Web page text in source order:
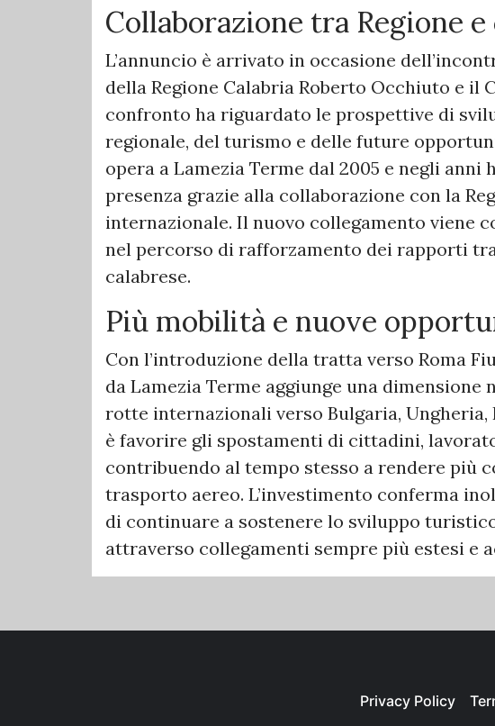
Collaborazione tra Regione
L’annuncio è arrivato in occasione
della Regione Calabria Roberto Occhiuto e il
confronto ha riguardato le prospettive di
regionale, del turismo e delle future
opera a Lamezia Terme dal 2005 e negli
presenza grazie alla collaborazione con la
internazionale. Il nuovo collegamento viene
nel percorso di rafforzamento dei rapporti
calabrese.
Più mobilità e nuove
Con l’introduzione della tratta verso Roma
da Lamezia Terme aggiunge una dimensione
rotte internazionali verso Bulgaria, Ungheria,
è favorire gli spostamenti di cittadini,
contribuendo al tempo stesso a rendere più
trasporto aereo. L’investimento conferma
di continuare a sostenere lo sviluppo
attraverso collegamenti sempre più estesi e
Privacy Policy